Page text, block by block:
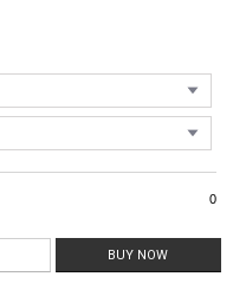
0
BUY NOW